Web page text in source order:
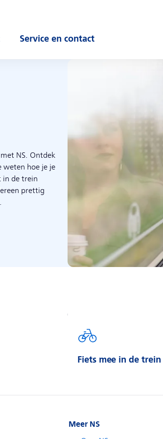
Service en contact
NS. Ontdek
weten hoe je je
in de trein
prettig
Fiets mee in de trein
Meer NS